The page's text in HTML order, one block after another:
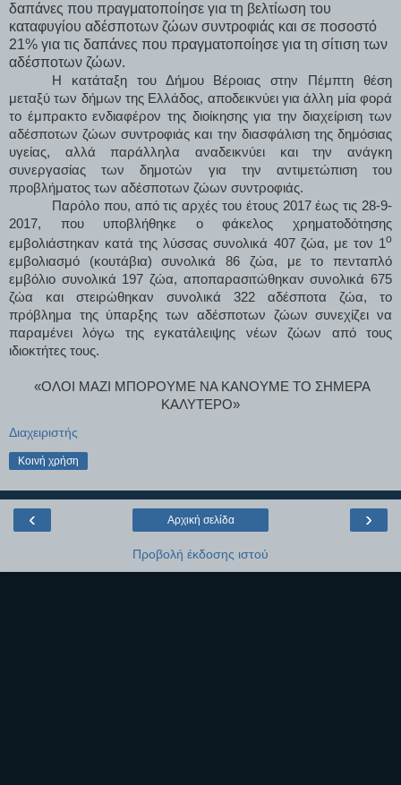
δαπάνες που πραγματοποίησε για τη βελτίωση του
καταφυγίου αδέσποτων ζώων συντροφιάς και σε ποσοστό
21% για τις δαπάνες που πραγματοποίησε για τη σίτιση των
αδέσποτων ζώων.
Η κατάταξη του Δήμου Βέροιας στην Πέμπτη θέση
μεταξύ των δήμων της Ελλάδος, αποδεικνύει για άλλη μία φορά
το έμπρακτο ενδιαφέρον της διοίκησης για την διαχείριση των
αδέσποτων ζώων συντροφιάς και την διασφάλιση της δημόσιας
υγείας, αλλά παράλληλα αναδεικνύει και την ανάγκη
συνεργασίας των δημοτών για την αντιμετώπιση του
προβλήματος των αδέσποτων ζώων συντροφιάς.
Παρόλο που, από τις αρχές του έτους 2017 έως τις 28-9-
2017, που υποβλήθηκε ο φάκελος χρηματοδότησης
εμβολιάστηκαν κατά της λύσσας συνολικά 407 ζώα, με τον 1 ο
εμβολιασμό (κουτάβια) συνολικά 86 ζώα, με το πενταπλό
εμβόλιο συνολικά 197 ζώα, αποπαρασιτώθηκαν συνολικά 675
ζώα και στειρώθηκαν συνολικά 322 αδέσποτα ζώα, το
πρόβλημα της ύπαρξης των αδέσποτων ζώων συνεχίζει να
παραμένει λόγω της εγκατάλειψης νέων ζώων από τους
ιδιοκτήτες τους.
«ΟΛΟΙ ΜΑΖΙ ΜΠΟΡΟΥΜΕ ΝΑ ΚΑΝΟΥΜΕ ΤΟ ΣΗΜΕΡΑ
ΚΑΛΥΤΕΡΟ»
Διαχειριστής
Κοινή χρήση
‹ ›
Αρχική σελίδα
Προβολή έκδοσης ιστού